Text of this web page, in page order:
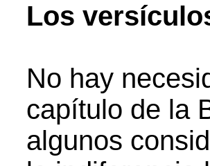
Los
No hay
capítulo de la
algunos